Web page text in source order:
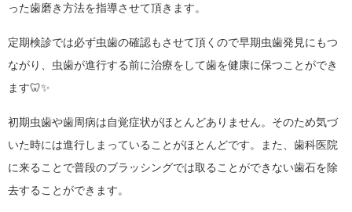
った歯磨き方法を指導させて頂きます。
定期検診では必ず虫歯の確認もさせて頂くので早期虫歯発見にもつ
ながり、虫歯が進行する前に治療をして歯を健康に保つことができ
ます🦷✨
初期虫歯や歯周病は自覚症状がほとんどありません。そのため気づ
いた時には進行しまっていることがほとんどです。また、歯科医院
に来ることで普段のブラッシングでは取ることができない歯石を除
去することができます。